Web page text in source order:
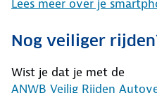
Lees meer over je
Nog veiliger
Wist je dat je met de
ANWB Veilig Rijden